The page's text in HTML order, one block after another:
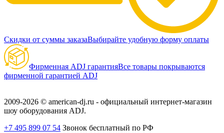
Скидки от суммы заказаВыбирайте удобную форму оплаты
Фирменная ADJ гарантияВсе товары покрываются
фирменной гарантией ADJ
2009-2026 © american-dj.ru - официальный интернет-магазин
шоу оборудования ADJ.
+7 495 899 07 54 Звонок бесплатный по РФ